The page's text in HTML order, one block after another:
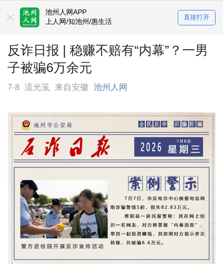
池州人网APP
上人网/知池州/惠生活
直接打开
反诈日报 | 稳赚不赔有“内幕”？一男
子被骗6万余元
7-8 流光笺 来自安徽 池州人网